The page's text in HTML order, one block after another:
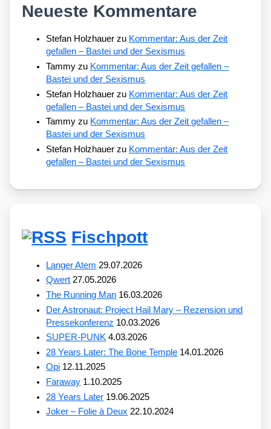
Neueste Kommentare
Stefan Holzhauer zu Kommentar: Aus der Zeit
gefallen – Bastei und der Sexismus
Tammy zu Kommentar: Aus der Zeit gefallen –
Bastei und der Sexismus
Stefan Holzhauer zu Kommentar: Aus der Zeit
gefallen – Bastei und der Sexismus
Tammy zu Kommentar: Aus der Zeit gefallen –
Bastei und der Sexismus
Stefan Holzhauer zu Kommentar: Aus der Zeit
gefallen – Bastei und der Sexismus
Fischpott
Langer Atem 29.07.2026
Qwert 27.05.2026
The Running Man 16.03.2026
Der Astronaut: Project Hail Mary – Rezension und
Pressekonferenz 10.03.2026
SUPER-PUNK 4.03.2026
28 Years Later: The Bone Temple 14.01.2026
Opi 12.11.2025
Faraway 1.10.2025
28 Years Later 19.06.2025
Joker – Folie à Deux 22.10.2024